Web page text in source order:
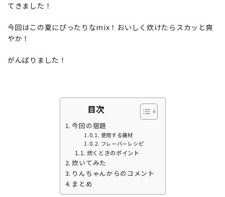
てきました！
今回はこの夏にぴったりなmix！おいしく炊けたらスカッと爽
やか！
がんばりました！
目次
今回の宿題
使用する機材
フレーバーレシピ
炊くときのポイント
炊いてみた
りんちゃんからのコメント
まとめ